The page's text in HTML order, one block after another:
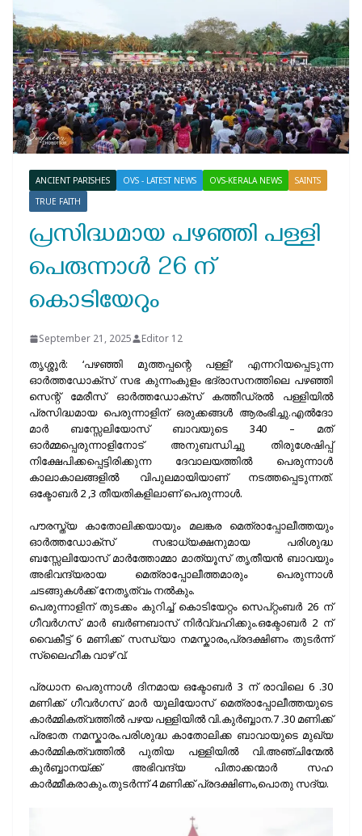
ANCIENT PARISHES OVS - LATEST NEWS OVS-KERALA NEWS
SAINTS
TRUE FAITH
പ്രസിദ്ധമായ പഴഞ്ഞി പള്ളി
പെരുന്നാൾ 26 ന്
കൊടിയേറും
September 21, 2025 Editor 12
തൃശ്ശൂർ: ‘പഴഞ്ഞി മുത്തപ്പന്റെ പള്ളി’ എന്നറിയപ്പെടുന്ന
ഓർത്തഡോക്സ്‌ സഭ കുന്നംകുളം ഭദ്രാസനത്തിലെ പഴഞ്ഞി
സെന്റ് മേരീസ് ഓർത്തഡോക്സ്‌ കത്തീഡ്രൽ പള്ളിയിൽ
പ്രസിദ്ധമായ പെരുന്നാളിന് ഒരുക്കങ്ങൾ ആരംഭിച്ചു.എൽദോ
മാർ ബസ്സേലിയോസ് ബാവയുടെ 340 – മത്
ഓർമ്മപ്പെരുന്നാളിനോട് അനുബന്ധിച്ചു തിരുശേഷിപ്പ്
നിക്ഷേപിക്കപ്പെട്ടിരിക്കുന്ന ദേവാലയത്തിൽ പെരുന്നാൾ
കാലാകാലങ്ങളിൽ വിപുലമായിയാണ് നടത്തപ്പെടുന്നത്.
ഒക്ടോബർ 2 ,3 തീയതികളിലാണ് പെരുന്നാൾ.
പൗരസ്ത്യ കാതോലിക്കയായും മലങ്കര മെത്രാപ്പോലീത്തയും
ഓർത്തഡോക്സ്‌ സഭാധ്യക്ഷനുമായ പരിശുദ്ധ
ബസ്സേലിയോസ് മാർത്തോമ്മാ മാത്യൂസ് തൃതീയൻ ബാവയും
അഭിവന്ദ്യരായ മെത്രാപ്പോലീത്തമാരും പെരുന്നാൾ
ചടങ്ങുകൾക്ക് നേതൃത്വം നൽകും.
പെരുന്നാളിന് തുടക്കം കുറിച്ച് കൊടിയേറ്റം സെപ്റ്റംബർ 26 ന്
ഗീവർഗസ് മാർ ബർണബാസ്‌ നിർവ്വഹിക്കും.ഒക്ടോബർ 2 ന്
വൈകീട്ട് 6 മണിക്ക് സന്ധ്യാ നമസ്കാരം,പ്രദക്ഷിണം തുടർന്ന്
സ്ലൈഹീക വാഴ് വ്.
പ്രധാന പെരുന്നാൾ ദിനമായ ഒക്ടോബർ 3 ന് രാവിലെ 6 .30
മണിക്ക് ഗീവർഗസ് മാർ യൂലിയോസ്‌ മെത്രാപ്പോലീത്തയുടെ
കാർമ്മികത്വത്തിൽ പഴയ പള്ളിയിൽ വി.കുർബ്ബാന.7 .30 മണിക്ക്
പ്രഭാത നമസ്കാരം.പരിശുദ്ധ കാതോലിക്ക ബാവായുടെ മുഖ്യ
കാർമ്മികത്വത്തിൽ പുതിയ പള്ളിയിൽ വി.അഞ്ചിന്മേൽ
കുർബ്ബാനയ്ക്ക് അഭിവന്ദ്യ പിതാക്കന്മാർ സഹ
കാർമ്മീകരാകും.തുടർന്ന് 4 മണിക്ക് പ്രദക്ഷിണം,പൊതു സദ്യ.